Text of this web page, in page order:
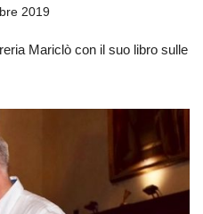
2019
Mariclò con il suo libro sulle